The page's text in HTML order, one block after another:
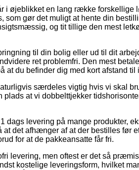
i øjeblikket en lang række forskellige
som gør det muligt at hente din
og tit tillige den mest
til din bolig eller ud til dit
ret problemfri. Den mest
at du befinder dig med kort afstand
særdeles vigtig hvis vi skal
plads at vi dobbelttjekker
dags levering på mange produkter,
det afhænger af at der bestilles før
for at de pakkeansatte får fri.
levering, men oftest er det så
kostelige leveringsform, hvilket